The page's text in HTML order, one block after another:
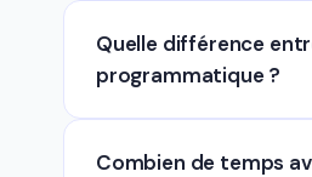
Quelle différence
programmatique ?
Combien de temps